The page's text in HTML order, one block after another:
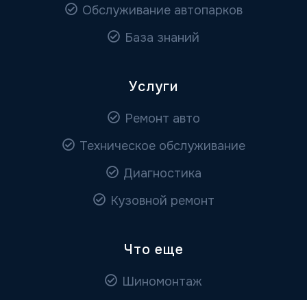
Обслуживание автопарков
База знаний
Услуги
Ремонт авто
Техническое обслуживание
Диагностика
Кузовной ремонт
Что еще
Шиномонтаж